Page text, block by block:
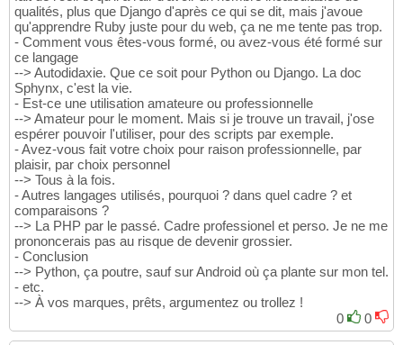
qualités, plus que Django d'après ce qui se dit, mais j'avoue
qu'apprendre Ruby juste pour du web, ça ne me tente pas trop.
- Comment vous êtes-vous formé, ou avez-vous été formé sur
ce langage
--> Autodidaxie. Que ce soit pour Python ou Django. La doc
Sphynx, c'est la vie.
- Est-ce une utilisation amateure ou professionnelle
--> Amateur pour le moment. Mais si je trouve un travail, j'ose
espérer pouvoir l'utiliser, pour des scripts par exemple.
- Avez-vous fait votre choix pour raison professionnelle, par
plaisir, par choix personnel
--> Tous à la fois.
- Autres langages utilisés, pourquoi ? dans quel cadre ? et
comparaisons ?
--> La PHP par le passé. Cadre professionel et perso. Je ne me
prononcerais pas au risque de devenir grossier.
- Conclusion
--> Python, ça poutre, sauf sur Android où ça plante sur mon tel.
- etc.
--> À vos marques, prêts, argumentez ou trollez !
0
0